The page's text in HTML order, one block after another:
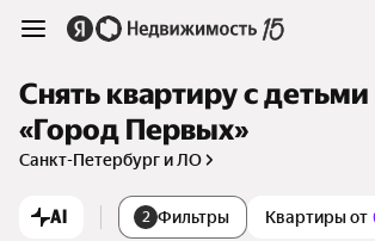
Снять квартиру с
«Город Первых»
Санкт-Петербург и ЛО
AI 2 Фильтры Квартиры от